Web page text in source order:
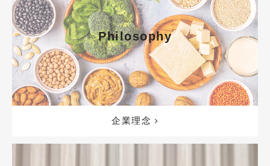
Philosophy
企業理念